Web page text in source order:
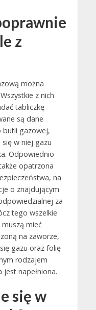
z
można
z nich
tabliczkę
są dane
butli gazowej,
w niej gazu
Odpowiednio
opatrzona
na
o znajdującym
za
tego wszelkie
mieć
na zaworze,
gazu oraz folię
rodzajem
napełniona.
się w